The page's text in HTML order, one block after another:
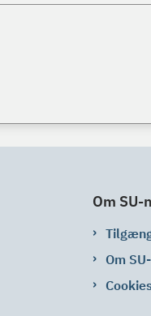
Om SU-
Om